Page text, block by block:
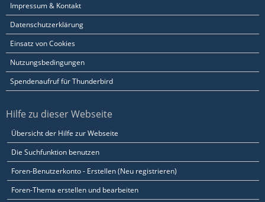
Impressum & Kontakt
Datenschutzerklärung
Einsatz von Cookies
Nutzungsbedingungen
Spendenaufruf für Thunderbird
Hilfe zu dieser Webseite
Übersicht der Hilfe zur Webseite
Die Suchfunktion benutzen
Foren-Benutzerkonto - Erstellen (Neu registrieren)
Foren-Thema erstellen und bearbeiten